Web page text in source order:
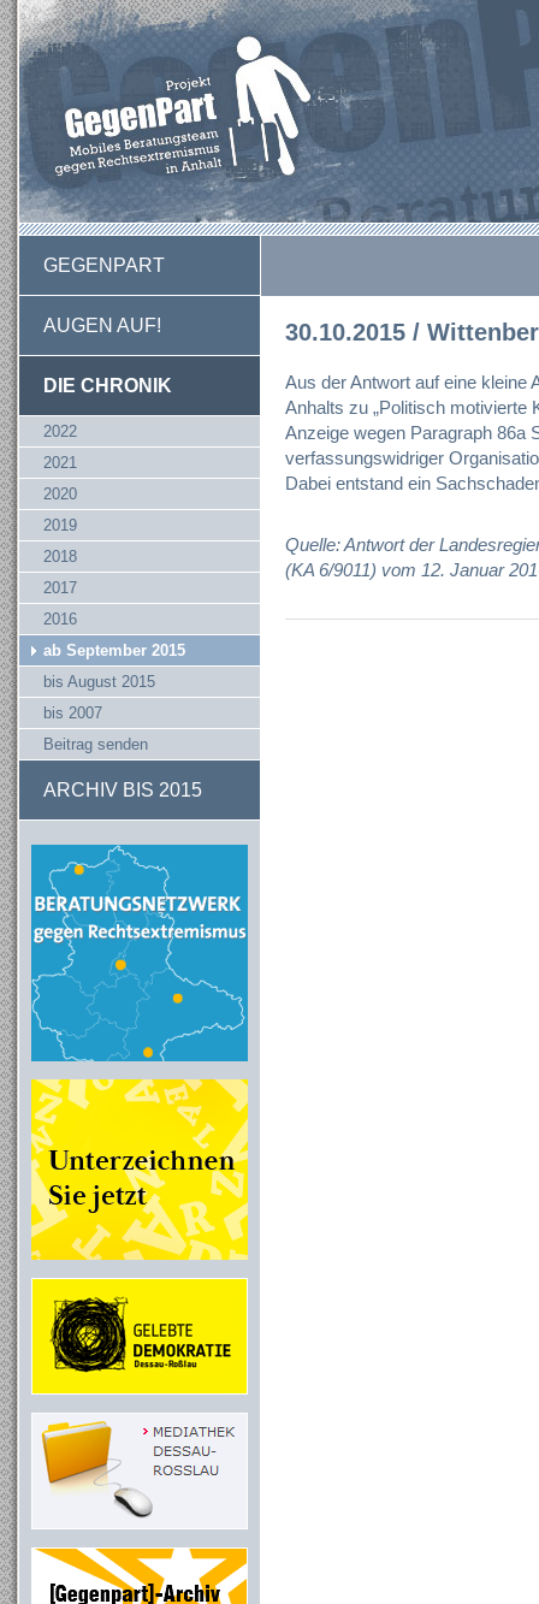
GEGENPART
AUGEN AUF!
DIE CHRONIK
2022
2021
2020
2019
2018
2017
2016
ab September 2015
bis August 2015
bis 2007
Beitrag senden
ARCHIV BIS 2015
30.10.2015 /
Aus der Antwort auf eine kleine
Anhalts zu „Politisch motivierte
Anzeige wegen Paragraph 86a
verfassungswidriger
Dabei entstand ein
Quelle: Antwort der
(KA 6/9011) vom 12. Januar